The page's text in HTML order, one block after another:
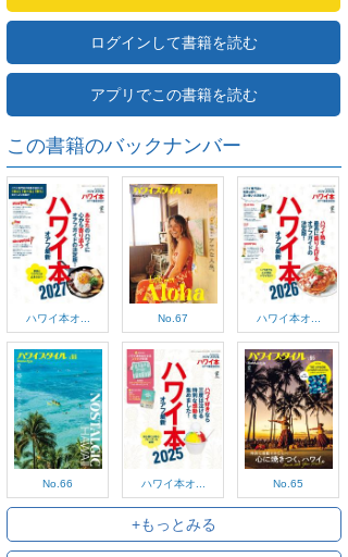
ログインして書籍を読む
アプリでこの書籍を読む
この書籍のバックナンバー
ハワイ本オ... No.67 ハワイ本オ...
No.66 ハワイ本オ... No.65
+もっとみる